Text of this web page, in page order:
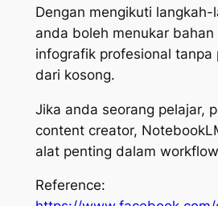
Dengan mengikuti
anda boleh menukar
infografik profesional tanpa
dari kosong.
Jika anda seorang pelajar,
content creator,
alat penting dalam
Reference: